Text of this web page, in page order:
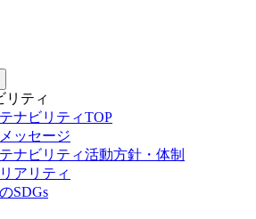
リティ
ナビリティTOP
ッセージ
ナビリティ活動方針・体制
アリティ
SDGs